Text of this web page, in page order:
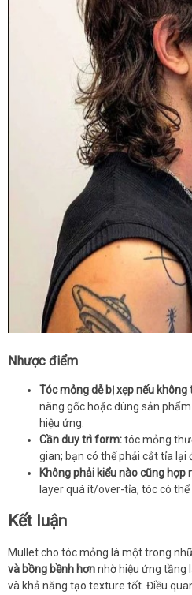
Nhược điểm
Tóc mỏng dễ bị xẹp nếu
nâng gốc hoặc dùng sản
hiệu ứng.
Cần duy trì form:tóc mỏng
gian; bạn có thể phải cắt tỉa lại
Không phải kiểu nào cũng hợp
layer quá ít/over-tỉa, tóc có
Kết luận
Mullet cho tóc mỏng là một trong
và bồng bềnh hơnnhờ hiệu ứng tầng
và khả năng tạo texture tốt. Điều